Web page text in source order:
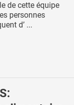
de cette équipe
personnes
d’ ...